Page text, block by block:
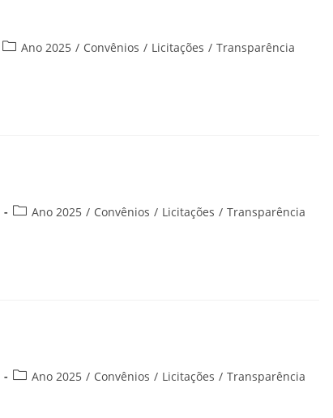
Categoria
Ano 2025 / Convênios / Licitações / Transparência
Categoria
Ano 2025 / Convênios / Licitações / Transparência
Categoria
Ano 2025 / Convênios / Licitações / Transparência